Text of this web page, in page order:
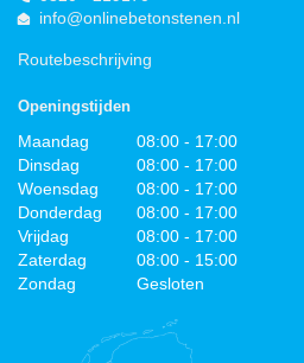
info@onlinebetonstenen.nl
Routebeschrijving
Openingstijden
Maandag
08:00 - 17:00
Dinsdag
08:00 - 17:00
Woensdag
08:00 - 17:00
Donderdag
08:00 - 17:00
Vrijdag
08:00 - 17:00
Zaterdag
08:00 - 15:00
Zondag
Gesloten